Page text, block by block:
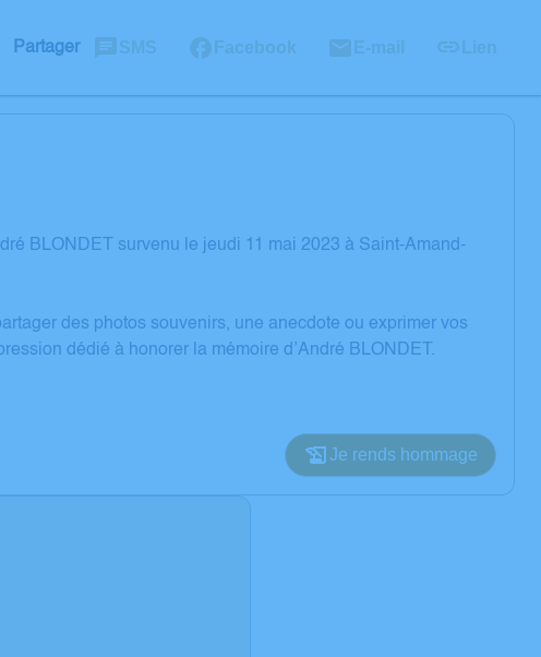
Partager SMS Facebook E-mail Lien
BLONDET survenu le jeudi 11 mai 2023 à Saint-Amand-
des photos souvenirs, une anecdote ou exprimer vos
dédié à honorer la mémoire d’André BLONDET.
Je rends hommage